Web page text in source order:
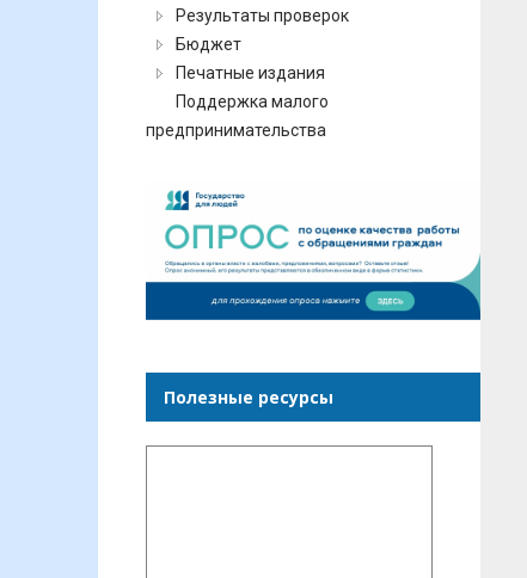
Результаты проверок
Бюджет
Печатные издания
Поддержка малого
предпринимательства
Полезные ресурсы